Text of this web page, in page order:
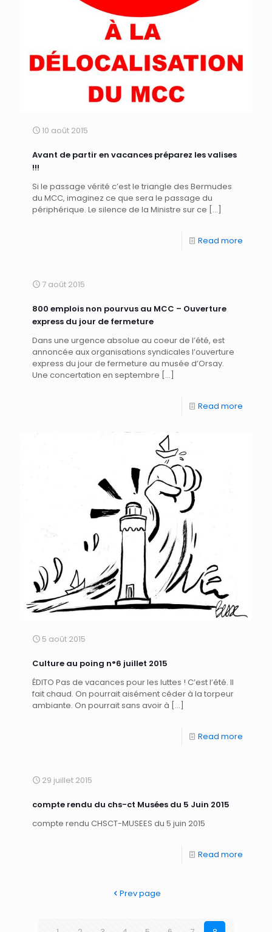
10 août 2015
Avant de partir en vacances préparez les valises
!!!
Si le passage vérité c’est le triangle des Bermudes
du MCC, imaginez ce que sera le passage du
périphérique. Le silence de la Ministre sur ce […]
Read more
7 août 2015
800 emplois non pourvus au MCC – Ouverture
express du jour de fermeture
Dans une urgence absolue au coeur de l’été, est
annoncée aux organisations syndicales l’ouverture
express du jour de fermeture au musée d’Orsay.
Une concertation en septembre […]
Read more
5 août 2015
Culture au poing n°6 juillet 2015
ÉDITO Pas de vacances pour les luttes ! C’est l’été. Il
fait chaud. On pourrait aisément céder à la torpeur
ambiante. On pourrait sans avoir à […]
Read more
29 juillet 2015
compte rendu du chs-ct Musées du 5 Juin 2015
compte rendu CHSCT-MUSEES du 5 juin 2015
Read more
Prev page